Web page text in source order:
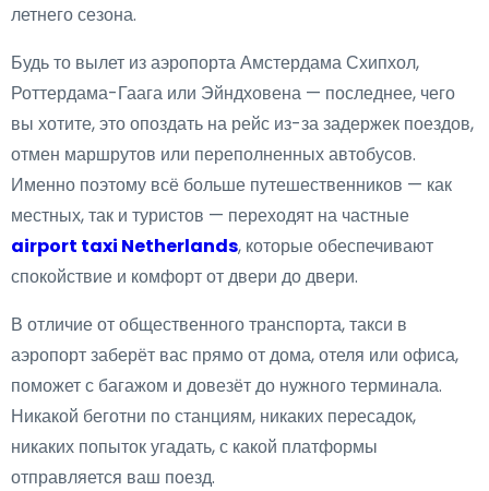
летнего сезона.
Будь то вылет из аэропорта Амстердама Схипхол,
Роттердама-Гаага или Эйндховена — последнее, чего
вы хотите, это опоздать на рейс из-за задержек поездов,
отмен маршрутов или переполненных автобусов.
Именно поэтому всё больше путешественников — как
местных, так и туристов — переходят на частные
airport taxi Netherlands, которые обеспечивают
спокойствие и комфорт от двери до двери.
В отличие от общественного транспорта, такси в
аэропорт заберёт вас прямо от дома, отеля или офиса,
поможет с багажом и довезёт до нужного терминала.
Никакой беготни по станциям, никаких пересадок,
никаких попыток угадать, с какой платформы
отправляется ваш поезд.